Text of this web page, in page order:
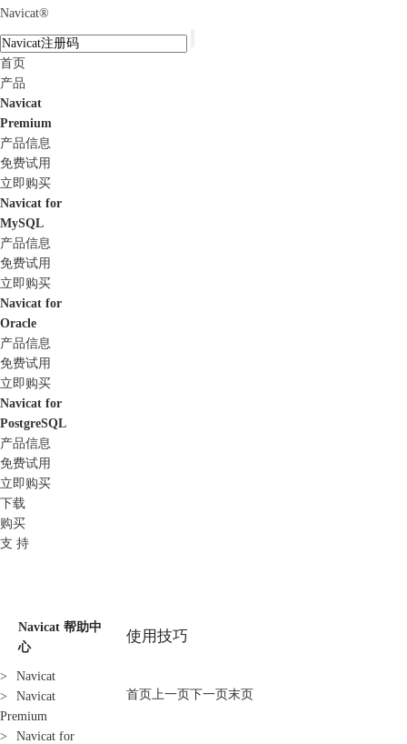
Navicat®
首页
产品
Navicat
Premium
产品信息
免费试用
立即购买
Navicat for
MySQL
产品信息
免费试用
立即购买
Navicat for
Oracle
产品信息
免费试用
立即购买
Navicat for
PostgreSQL
产品信息
免费试用
立即购买
下载
购买
支 持
Navicat 帮助中
心
>
Navicat
>
Navicat
Premium
>
Navicat for
使用技巧
首页上一页下一页末页